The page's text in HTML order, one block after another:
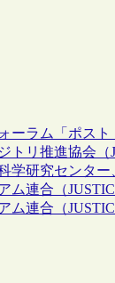
ーラム「ポス
トリ推進協会
学研究センタ
ム連合（
ム連合（